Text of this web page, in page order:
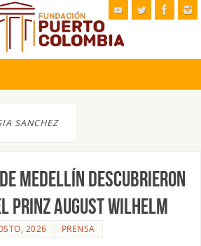
SANCHEZ
Medellín descubrieron
Prinz August Wilhelm
2026 PRENSA